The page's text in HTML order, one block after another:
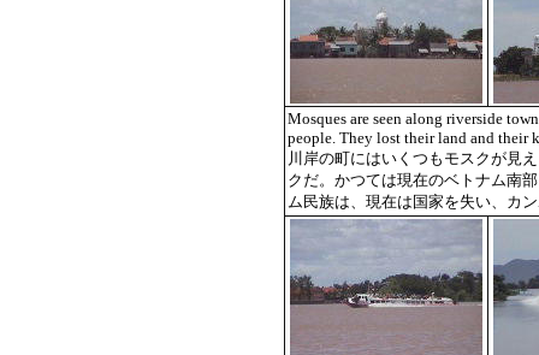
Mosques are seen along riverside
people. They lost their land and their
川岸の町にはいくつもモスクが見
クだ。かつては現在のベトナム南
ム民族は、現在は国家を失い、カ